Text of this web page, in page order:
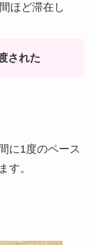
ほど滞在し
された
に1度のペース
す。